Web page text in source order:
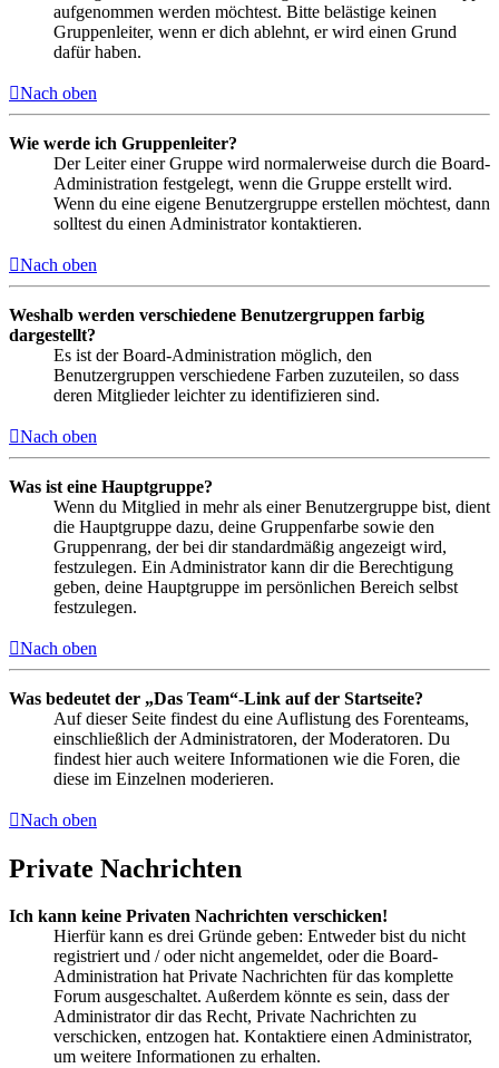
aufgenommen werden möchtest. Bitte belästige keinen
Gruppenleiter, wenn er dich ablehnt, er wird einen Grund
dafür haben.
Nach oben
Wie werde ich Gruppenleiter?
Der Leiter einer Gruppe wird normalerweise durch die Board-
Administration festgelegt, wenn die Gruppe erstellt wird.
Wenn du eine eigene Benutzergruppe erstellen möchtest, dann
solltest du einen Administrator kontaktieren.
Nach oben
Weshalb werden verschiedene Benutzergruppen farbig
dargestellt?
Es ist der Board-Administration möglich, den
Benutzergruppen verschiedene Farben zuzuteilen, so dass
deren Mitglieder leichter zu identifizieren sind.
Nach oben
Was ist eine Hauptgruppe?
Wenn du Mitglied in mehr als einer Benutzergruppe bist, dient
die Hauptgruppe dazu, deine Gruppenfarbe sowie den
Gruppenrang, der bei dir standardmäßig angezeigt wird,
festzulegen. Ein Administrator kann dir die Berechtigung
geben, deine Hauptgruppe im persönlichen Bereich selbst
festzulegen.
Nach oben
Was bedeutet der „Das Team“-Link auf der Startseite?
Auf dieser Seite findest du eine Auflistung des Forenteams,
einschließlich der Administratoren, der Moderatoren. Du
findest hier auch weitere Informationen wie die Foren, die
diese im Einzelnen moderieren.
Nach oben
Private Nachrichten
Ich kann keine Privaten Nachrichten verschicken!
Hierfür kann es drei Gründe geben: Entweder bist du nicht
registriert und / oder nicht angemeldet, oder die Board-
Administration hat Private Nachrichten für das komplette
Forum ausgeschaltet. Außerdem könnte es sein, dass der
Administrator dir das Recht, Private Nachrichten zu
verschicken, entzogen hat. Kontaktiere einen Administrator,
um weitere Informationen zu erhalten.